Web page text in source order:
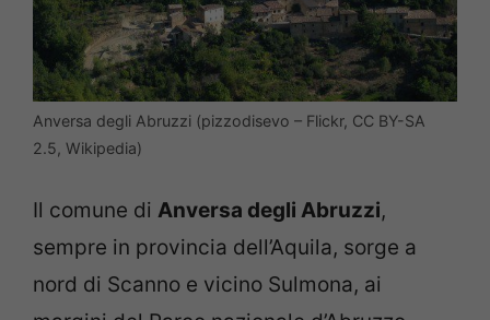
Anversa degli Abruzzi (pizzodisevo – Flickr, CC BY-SA
2.5, Wikipedia)
Il comune di Anversa degli Abruzzi,
sempre in provincia dell’Aquila, sorge a
nord di Scanno e vicino Sulmona, ai